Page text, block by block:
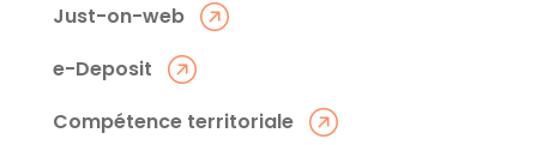
Just-on-web
e-Deposit
Compétence territoriale